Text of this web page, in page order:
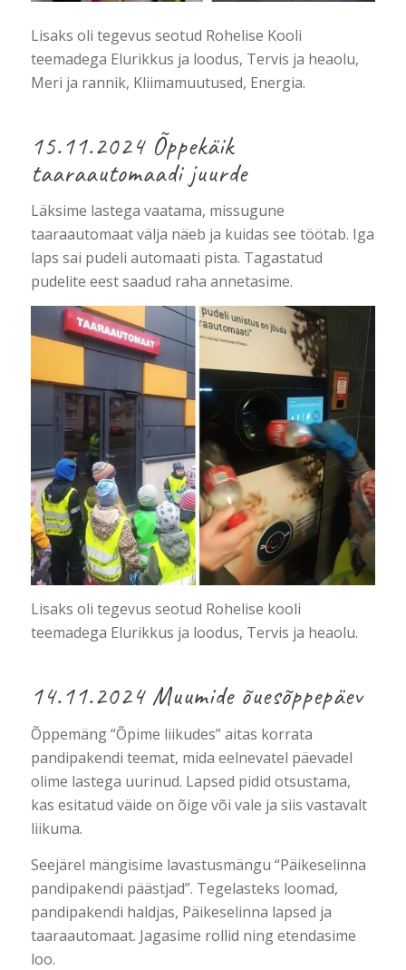
Lisaks oli tegevus seotud Rohelise Kooli
teemadega Elurikkus ja loodus, Tervis ja heaolu,
Meri ja rannik, Kliimamuutused, Energia.
15.11.2024 Õppekäik
taaraautomaadi juurde
Läksime lastega vaatama, missugune
taaraautomaat välja näeb ja kuidas see töötab. Iga
laps sai pudeli automaati pista. Tagastatud
pudelite eest saadud raha annetasime.
Lisaks oli tegevus seotud Rohelise kooli
teemadega Elurikkus ja loodus, Tervis ja heaolu.
14.11.2024 Muumide õuesõppepäev
Õppemäng “Õpime liikudes” aitas korrata
pandipakendi teemat, mida eelnevatel päevadel
olime lastega uurinud. Lapsed pidid otsustama,
kas esitatud väide on õige või vale ja siis vastavalt
liikuma.
Seejärel mängisime lavastusmängu “Päikeselinna
pandipakendi päästjad”. Tegelasteks loomad,
pandipakendi haldjas, Päikeselinna lapsed ja
taaraautomaat. Jagasime rollid ning etendasime
loo.